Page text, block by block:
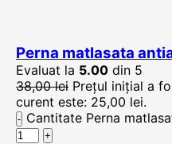
Perna matlasata
Evaluat la 5.00 din 5
38,00lei Prețul inițial a
curent este: 25,00 lei.
Cantitate Perna